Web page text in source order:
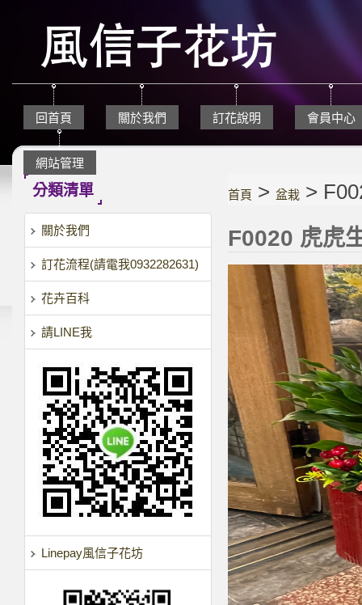
回首頁 關於我們 訂花說明 會員中心
網站管理
分類清單
關於我們
訂花流程(請電我0932282631)
花卉百科
請LINE我
Linepay風信子花坊
首頁 >盆栽 >
F0020 虎虎